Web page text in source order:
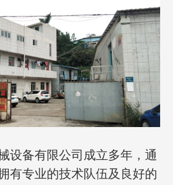
设备有限公司成立多年，通
有专业的技术队伍及良好的